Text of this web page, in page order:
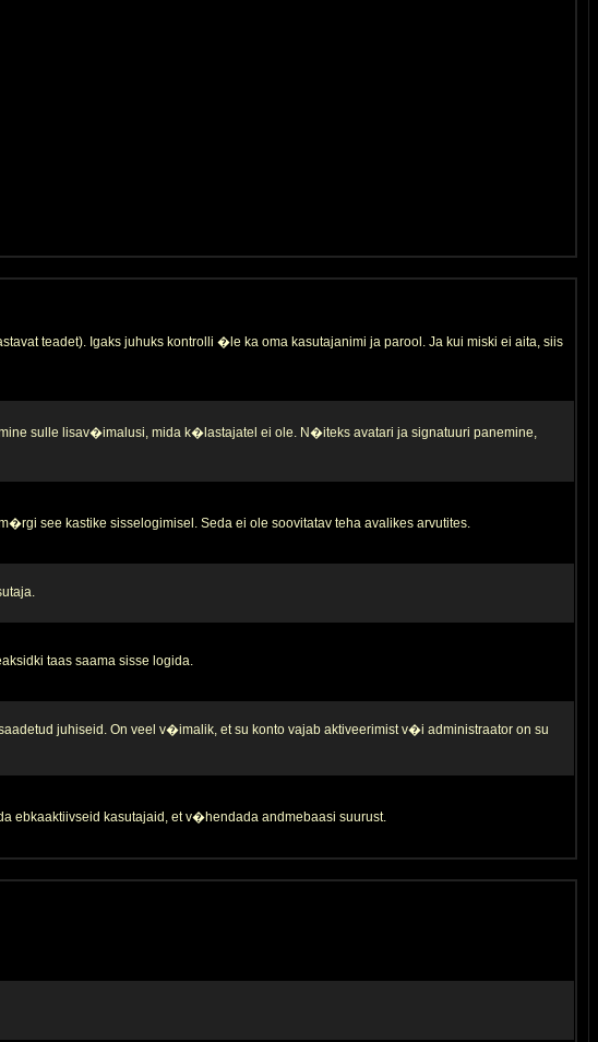
teadet). Igaks juhuks kontrolli �le ka oma kasutajanimi ja parool. Ja kui miski ei aita, siis
sulle lisav�imalusi, mida k�lastajatel ei ole. N�iteks avatari ja signatuuri panemine,
see kastike sisselogimisel. Seda ei ole soovitatav teha avalikes arvutites.
taas saama sisse logida.
juhiseid. On veel v�imalik, et su konto vajab aktiveerimist v�i administraator on su
ebkaaktiivseid kasutajaid, et v�hendada andmebaasi suurust.